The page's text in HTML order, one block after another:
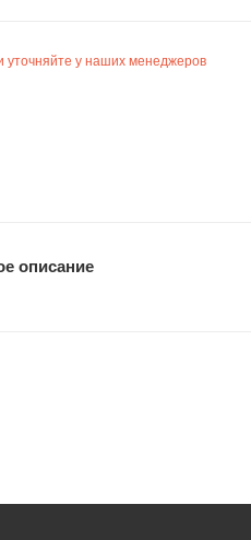
уточняйте у наших менеджеров
описание